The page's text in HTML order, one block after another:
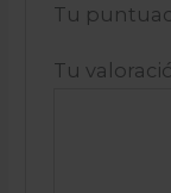
Tu
Tu